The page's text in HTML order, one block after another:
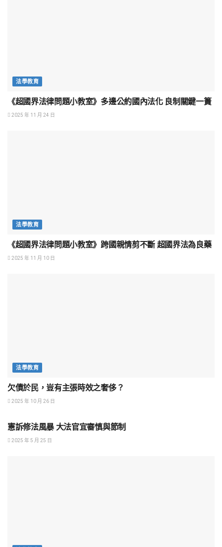
法學教育
《超國界法律問題小教室》多邊公約國內法化 良制關鍵一簣
2025 年 11 月 24 日
法學教育
《超國界法律問題小教室》跨國親情剪不斷 超國界法為良藥
2025 年 11 月 10 日
法學教育
欠債於民，豈有主張時效之奢侈？
2025 年 10 月 26 日
憲訴修法風暴 大法官宜審慎與節制
2025 年 5 月 25 日